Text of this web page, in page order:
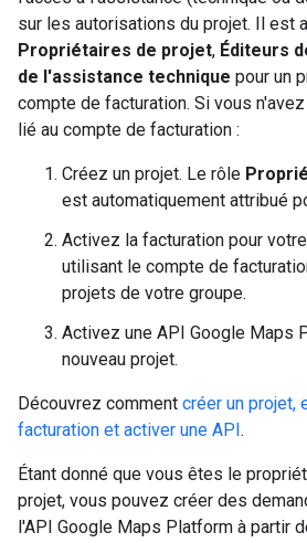
sur les autorisations du projet. Il est
Propriétaires de projet, Éditeurs
de l'assistance technique pour un
compte de facturation. Si vous
lié au compte de facturation :
Créez un projet. Le rôle
est automatiquement attribué
Activez la facturation pour
utilisant le compte de
projets de votre groupe.
Activez une API Google Maps
nouveau projet.
Découvrez comment créer un projet,
facturation et activer une API.
Étant donné que vous êtes le
projet, vous pouvez créer des
l'API Google Maps Platform à partir